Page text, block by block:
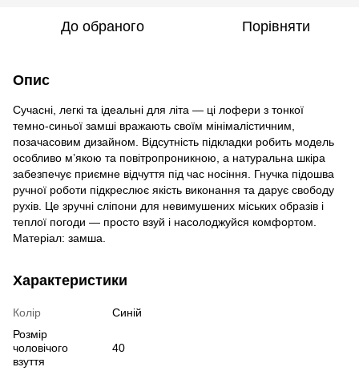
До обраного Порівняти
Опис
Сучасні, легкі та ідеальні для літа — ці лофери з тонкої
темно‑синьої замші вражають своїм мінімалістичним,
позачасовим дизайном. Відсутність підкладки робить модель
особливо м’якою та повітропроникною, а натуральна шкіра
забезпечує приємне відчуття під час носіння. Гнучка підошва
ручної роботи підкреслює якість виконання та дарує свободу
рухів. Це зручні сліпони для невимушених міських образів і
теплої погоди — просто взуй і насолоджуйся комфортом.
Матеріал: замша.
Характеристики
Колір
Синій
Розмір
чоловічого
взуття
40